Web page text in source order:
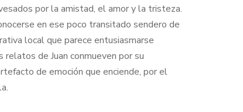
por la amistad, el amor y la tristeza.
en ese poco transitado sendero de
local que parece entusiasmarse
de Juan conmueven por su
de emoción que enciende, por el